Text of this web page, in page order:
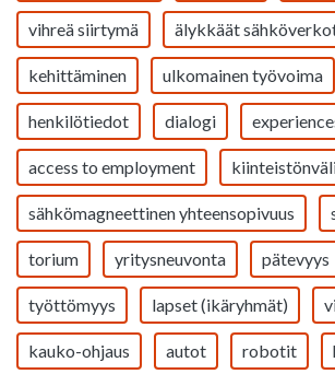
vihreä siirtymä älykkäät
kehittäminen ulkomainen työvoima
henkilötiedot dialogi
access to employment
sähkömagneettinen yhteensopivuus
torium yritysneuvonta pätevyys
työttömyys lapset (ikäryhmät)
kauko-ohjaus autot robotit